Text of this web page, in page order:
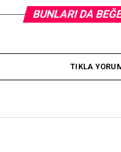
BUNLARI DA
TIKLA